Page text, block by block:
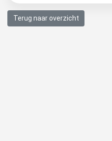
Terug naar overzicht